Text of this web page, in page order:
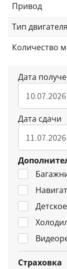
Привод
Тип двигателя
Количество
Дата
Дата сдачи
Страховка